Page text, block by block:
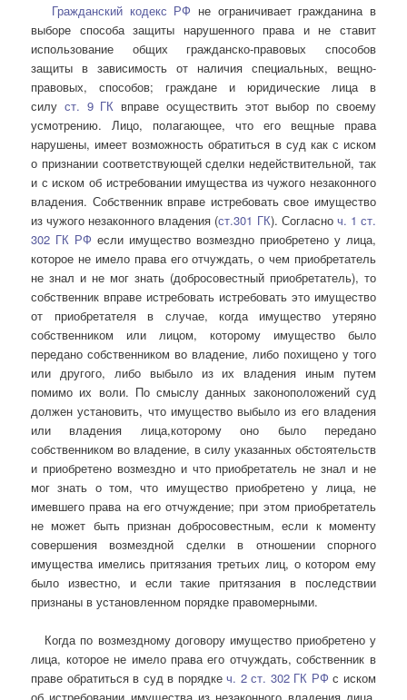
Гражданский кодекс РФ не ограничивает гражданина в
выборе способа защиты нарушенного права и не ставит
использование общих гражданско-правовых способов
защиты в зависимость от наличия специальных, вещно-
правовых, способов; граждане и юридические лица в
силу ст. 9 ГК вправе осуществить этот выбор по своему
усмотрению. Лицо, полагающее, что его вещные права
нарушены, имеет возможность обратиться в суд как с иском
о признании соответствующей сделки недействительной, так
и с иском об истребовании имущества из чужого незаконного
владения. Собственник вправе истребовать свое имущество
из чужого незаконного владения (ст.301 ГК). Согласно ч. 1 ст.
302 ГК РФ если имущество возмездно приобретено у лица,
которое не имело права его отчуждать, о чем приобретатель
не знал и не мог знать (добросовестный приобретатель), то
собственник вправе истребовать истребовать это имущество
от приобретателя в случае, когда имущество утеряно
собственником или лицом, которому имущество было
передано собственником во владение, либо похищено у того
или другого, либо выбыло из их владения иным путем
помимо их воли. По смыслу данных законоположений суд
должен установить, что имущество выбыло из его владения
или владения лица,которому оно было передано
собственником во владение, в силу указанных обстоятельств
и приобретено возмездно и что приобретатель не знал и не
мог знать о том, что имущество приобретено у лица, не
имевшего права на его отчуждение; при этом приобретатель
не может быть признан добросовестным, если к моменту
совершения возмездной сделки в отношении спорного
имущества имелись притязания третьих лиц, о котором ему
было известно, и если такие притязания в последствии
признаны в установленном порядке правомерными.
Когда по возмездному договору имущество приобретено у
лица, которое не имело права его отчуждать, собственник в
праве обратиться в суд в порядкеч. 2 ст. 302 ГК РФ с иском